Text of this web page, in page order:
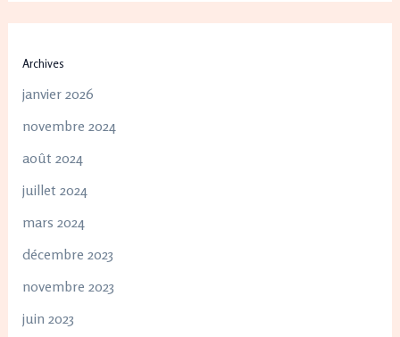
Archives
janvier 2026
novembre 2024
août 2024
juillet 2024
mars 2024
décembre 2023
novembre 2023
juin 2023